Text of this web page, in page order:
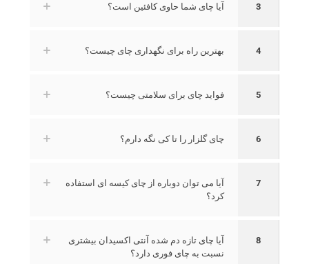
3 آیا چای شما حاوی کافئین است؟
4 بهترین راه برای نگهداری چای چیست؟
5 فواید چای برای سلامتی چیست؟
6 چای گلزار را تا کی نگه دارم؟
7
آیا می توان دوباره از چای کیسه ای استفاده
کرد؟
8
آیا چای تازه دم شده آنتی اکسیدان بیشتری
نسبت به چای فوری دارد؟